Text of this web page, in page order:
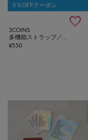
5％OFFクーポン

3COINS
¥550